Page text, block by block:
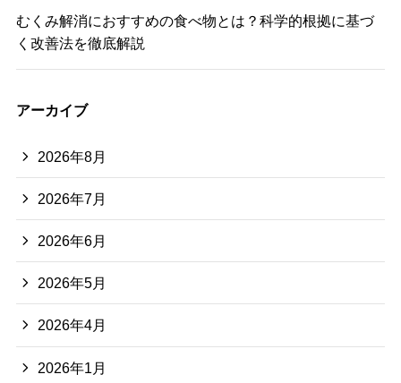
むくみ解消におすすめの食べ物とは？科学的根拠に基づ
く改善法を徹底解説
アーカイブ
2026年8月
2026年7月
2026年6月
2026年5月
2026年4月
2026年1月